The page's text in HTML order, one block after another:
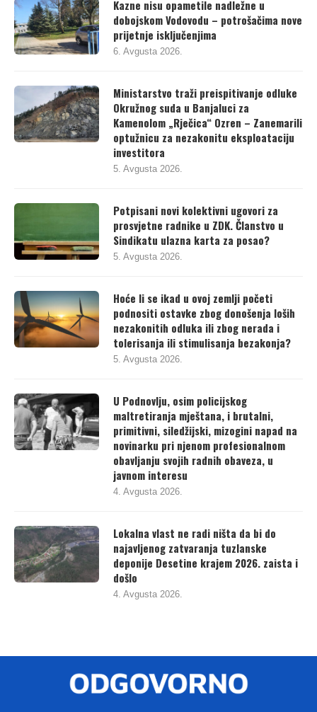
Kazne nisu opametile nadležne u
dobojskom Vodovodu – potrošačima nove
prijetnje isključenjima
Ministarstvo traži preispitivanje odluke
Okružnog suda u Banjaluci za
Kamenolom „Rječica“ Ozren – Zanemarili
optužnicu za nezakonitu eksploataciju
investitora
Potpisani novi kolektivni ugovori za
prosvjetne radnike u ZDK. Članstvo u
Sindikatu ulazna karta za posao?
Hoće li se ikad u ovoj zemlji početi
podnositi ostavke zbog donošenja loših
nezakonitih odluka ili zbog nerada i
tolerisanja ili stimulisanja bezakonja?
U Podnovlju, osim policijskog
maltretiranja mještana, i brutalni,
primitivni, siledžijski, mizogini napad na
novinarku pri njenom profesionalnom
obavljanju svojih radnih obaveza, u
javnom interesu
Lokalna vlast ne radi ništa da bi do
najavljenog zatvaranja tuzlanske
deponije Desetine krajem 2026. zaista i
došlo